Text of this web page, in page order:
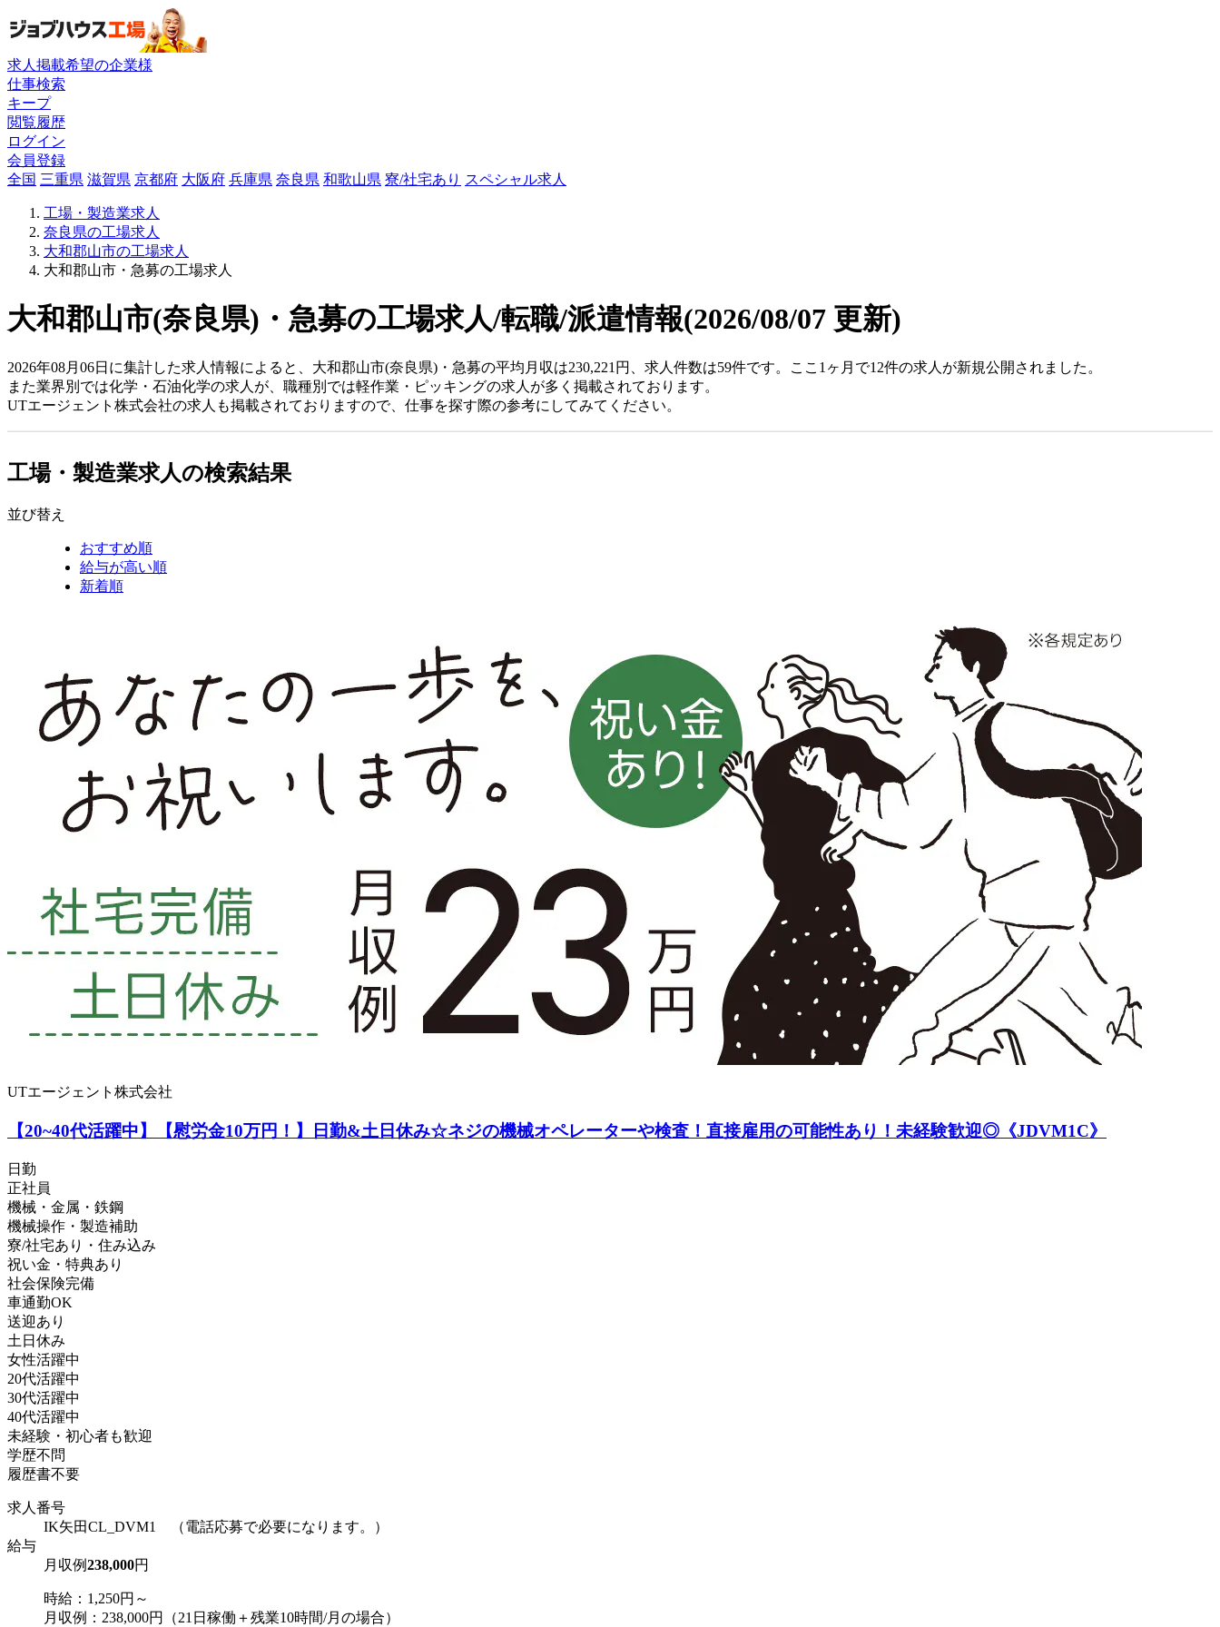
求人掲載希望の企業様
仕事検索
キープ
閲覧履歴
ログイン
会員登録
全国 三重県 滋賀県 京都府 大阪府 兵庫県 奈良県 和歌山県 寮/社宅あり スペシャル求人
工場・製造業求人
奈良県の工場求人
大和郡山市の工場求人
大和郡山市・急募の工場求人
大和郡山市(奈良県)・急募の工場求人/転職/派遣情報(2026/08/07 更新)
2026年08月06日に集計した求人情報によると、大和郡山市(奈良県)・急募の平均月収は230,221円、求人件数は59件です。ここ1ヶ月で12件の求人が新規公開されました。
また業界別では化学・石油化学の求人が、職種別では軽作業・ピッキングの求人が多く掲載されております。
UTエージェント株式会社の求人も掲載されておりますので、仕事を探す際の参考にしてみてください。
工場・製造業求人の検索結果
並び替え
おすすめ順
給与が高い順
新着順
UTエージェント株式会社
【20~40代活躍中】【慰労金10万円！】日勤&土日休み☆ネジの機械オペレーターや検査！直接雇用の可能性あり！未経験歓迎◎《JDVM1C》
日勤
正社員
機械・金属・鉄鋼
機械操作・製造補助
寮/社宅あり・住み込み
祝い金・特典あり
社会保険完備
車通勤OK
送迎あり
土日休み
女性活躍中
20代活躍中
30代活躍中
40代活躍中
未経験・初心者も歓迎
学歴不問
履歴書不要
求人番号
IK矢田CL_DVM1 （電話応募で必要になります。）
給与
月収例238,000円
時給：1,250円～
月収例：238,000円（21日稼働＋残業10時間/月の場合）